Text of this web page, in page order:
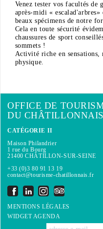
Venez tester vos facultés de
après-midi «
beaux spécimens de notre
Cela en toute sécurité
chaussures de sport
sommets !
Activité riche en sensations,
physique.
OFFICE DE
DU CHÂTILLONNAIS
CATÉGORIE II
Maison Philandrier
1 rue du Bourg
21400 CHÂTILLON-SUR-SEINE
+33 (0)3 80 91 13 19
contact@tourisme-chatillonnais.fr
MENTIONS LÉGALES
WIDGET AGENDA